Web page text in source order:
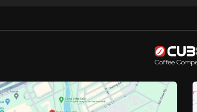
Nhờ được trang bị
các cơ sở kinh doanh quy mô lớn. Bằng việc sử dụng
công nghiệp và máy xay sinh tố gia đình có nhiều
một máy xay sinh tố công nghiệp chỉ mất khoảng vài